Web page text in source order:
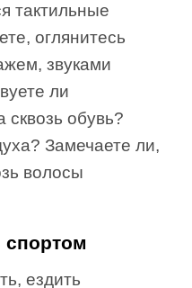
тактильные
оглянитесь
звуками
ли
сквозь обувь?
Замечаете ли,
волосы
спортом
ездить